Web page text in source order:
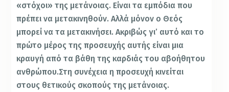
«στόχοι» της μετάνοιας. Είναι τα εμπόδια που
πρέπει να μετακινηθούν. Αλλά μόνον ο Θεός
μπορεί να τα μετακινήσει. Ακριβώς γι’ αυτό και το
πρώτο μέρος της προσευχής αυτής είναι μια
κραυγή από τα βάθη της καρδιάς του αβοήθητου
ανθρώπου.Στη συνέχεια η προσευχή κινείται
στους θετικούς σκοπούς της μετάνοιας.